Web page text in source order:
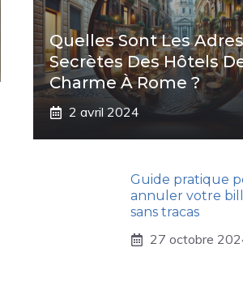
Quelles Sont Les
Secrètes Des Hôtels
Charme À Rome ?
2 avril 2024
Guide pratique
annuler votre
sans tracas
27 octobre